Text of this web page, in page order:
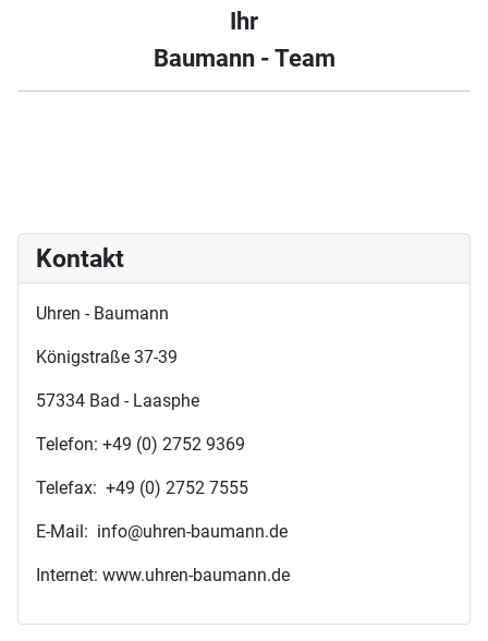
Ihr
Baumann - Team
Kontakt
Uhren - Baumann
Königstraße 37-39
57334 Bad - Laasphe
Telefon: +49 (0) 2752 9369
Telefax: +49 (0) 2752 7555
E-Mail: info@uhren-baumann.de
Internet: www.uhren-baumann.de